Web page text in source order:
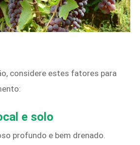
considere estes fatores para
e solo
profundo e bem drenado.